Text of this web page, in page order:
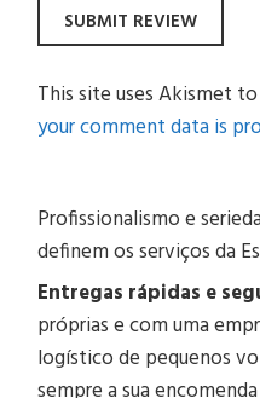
This site uses Akismet
your comment data is
Profissionalismo e
definem os serviços da
Entregas rápidas e
próprias e com uma
logístico de pequenos